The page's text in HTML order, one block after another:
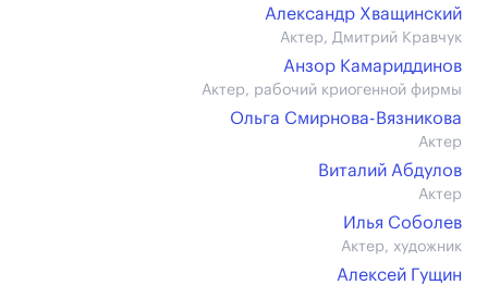
Александр Хващинский
Актер, Дмитрий Кравчук
Анзор Камариддинов
Актер, рабочий криогенной фирмы
Ольга Смирнова-Вязникова
Актер
Виталий Абдулов
Актер
Илья Соболев
Актер, художник
Алексей Гущин